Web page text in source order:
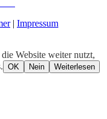
| Impressum
Website weiter nutzt,
OK Nein Weiterlesen